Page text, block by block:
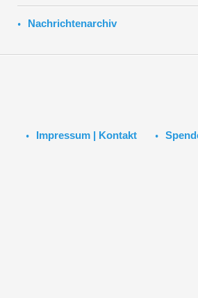
Nachrichtenarchiv
Impressum | Kontakt